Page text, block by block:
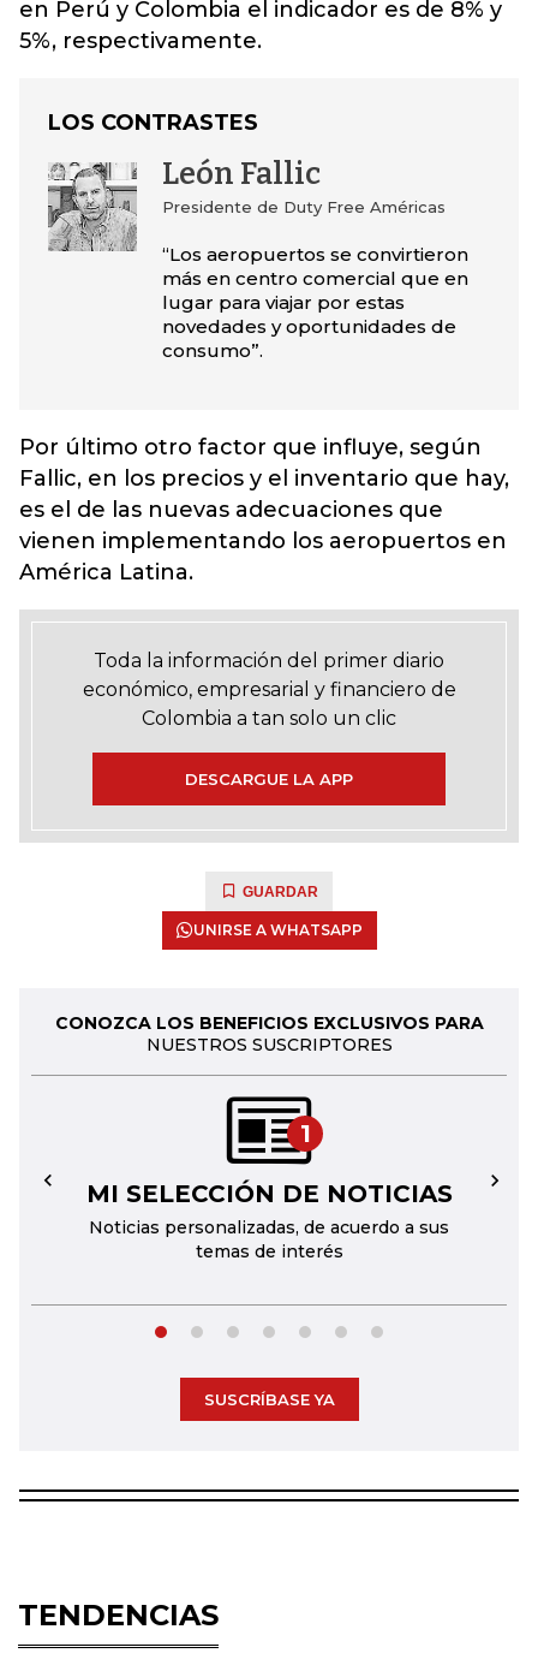
en Perú y Colombia el indicador es de 8% y
5%, respectivamente.
LOS CONTRASTES
León Fallic
Presidente de Duty Free Américas
“Los aeropuertos se convirtieron
más en centro comercial que en
lugar para viajar por estas
novedades y oportunidades de
consumo”.
Por último otro factor que influye, según
Fallic, en los precios y el inventario que hay,
es el de las nuevas adecuaciones que
vienen implementando los aeropuertos en
América Latina.
Toda la información del primer diario
económico, empresarial y financiero de
Colombia a tan solo un clic
DESCARGUE LA APP
GUARDAR
UNIRSE A WHATSAPP
CONOZCA LOS BENEFICIOS EXCLUSIVOS PARA
NUESTROS SUSCRIPTORES
1
MI SELECCIÓN DE NOTICIAS
Noticias personalizadas, de acuerdo a sus
temas de interés
← →
SUSCRÍBASE YA
TENDENCIAS